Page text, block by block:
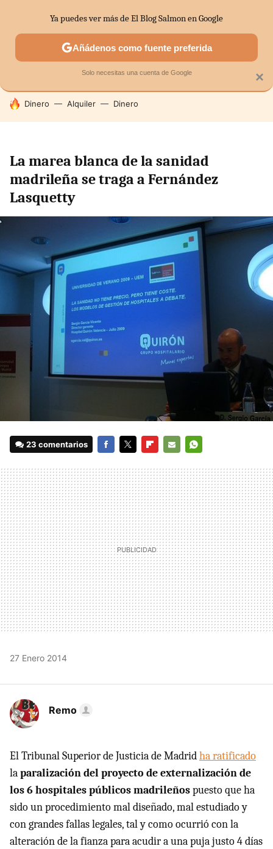
SECTORES ECONOMÍA DOMÉSTICA MERCADOS
HOY SE HABLA DE
Dinero Alquiler Dinero
La marea blanca de la sanidad
madrileña se traga a Fernández
Lasquetty
23 comentarios
MAIL
27 Enero 2014
Remo
El Tribunal Superior de Justicia de Madridha ratificado
laparalización del proyecto de externalización de
los 6 hospitales públicos madrileñospuesto que ha
sido un procedimiento mal diseñado, mal estudiado y
con grandes fallas legales, tal y como ocurrió con la
alteración de la fianza para acudir a una puja justo 4 días
×
Ya puedes ver más de El Blog Salmon en Google
Añádenos como fuente preferida
Solo necesitas una cuenta de Google